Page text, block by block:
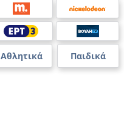
Αθλητικά Παιδικά